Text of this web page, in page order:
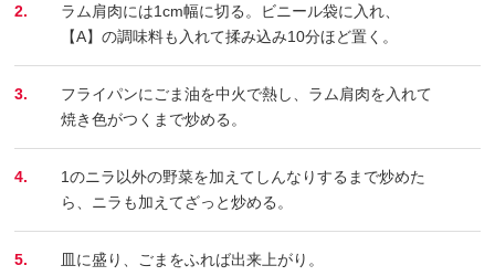
2.
ラム肩肉には1cm幅に切る。ビニール袋に入れ、
【A】の調味料も入れて揉み込み10分ほど置く。
3.
フライパンにごま油を中火で熱し、ラム肩肉を入れて
焼き色がつくまで炒める。
4.
1のニラ以外の野菜を加えてしんなりするまで炒めた
ら、ニラも加えてざっと炒める。
5. 皿に盛り、ごまをふれば出来上がり。